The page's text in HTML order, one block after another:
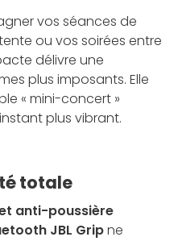
vos séances de
ou vos soirées entre
délivre une
plus imposants. Elle
« mini-concert »
plus vibrant.
totale
anti-poussière
JBL Gripne